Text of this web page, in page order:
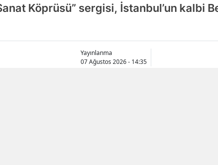
Köprüsü” sergisi, İstanbul’un kalbi
Yayınlanma
07 Ağustos 2026 - 14:35